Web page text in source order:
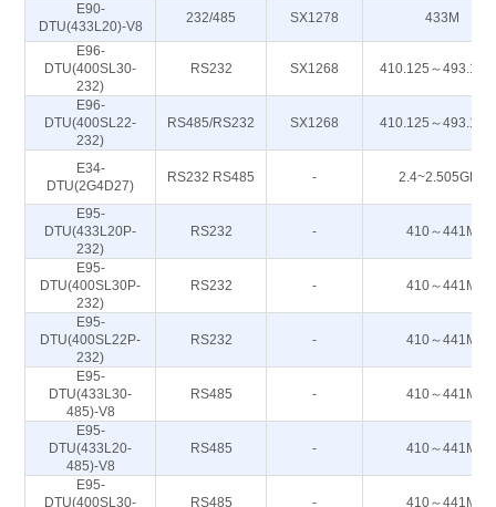
E90-
DTU(433L20)-V8
232/485 SX1278 433M
E96-
DTU(400SL30-
232)
RS232 SX1268 410.125～
E96-
DTU(400SL22-
232)
RS485/RS232 SX1268 410.125～
E34-
DTU(2G4D27)
RS232 RS485 - 2.4~2.505GHz
E95-
DTU(433L20P-
232)
RS232 - 410～441M
E95-
DTU(400SL30P-
232)
RS232 - 410～441M
E95-
DTU(400SL22P-
232)
RS232 - 410～441M
E95-
DTU(433L30-
485)-V8
RS485 - 410～441M
E95-
DTU(433L20-
485)-V8
RS485 - 410～441M
E95-
DTU(400SL30-
RS485 - 410～441M